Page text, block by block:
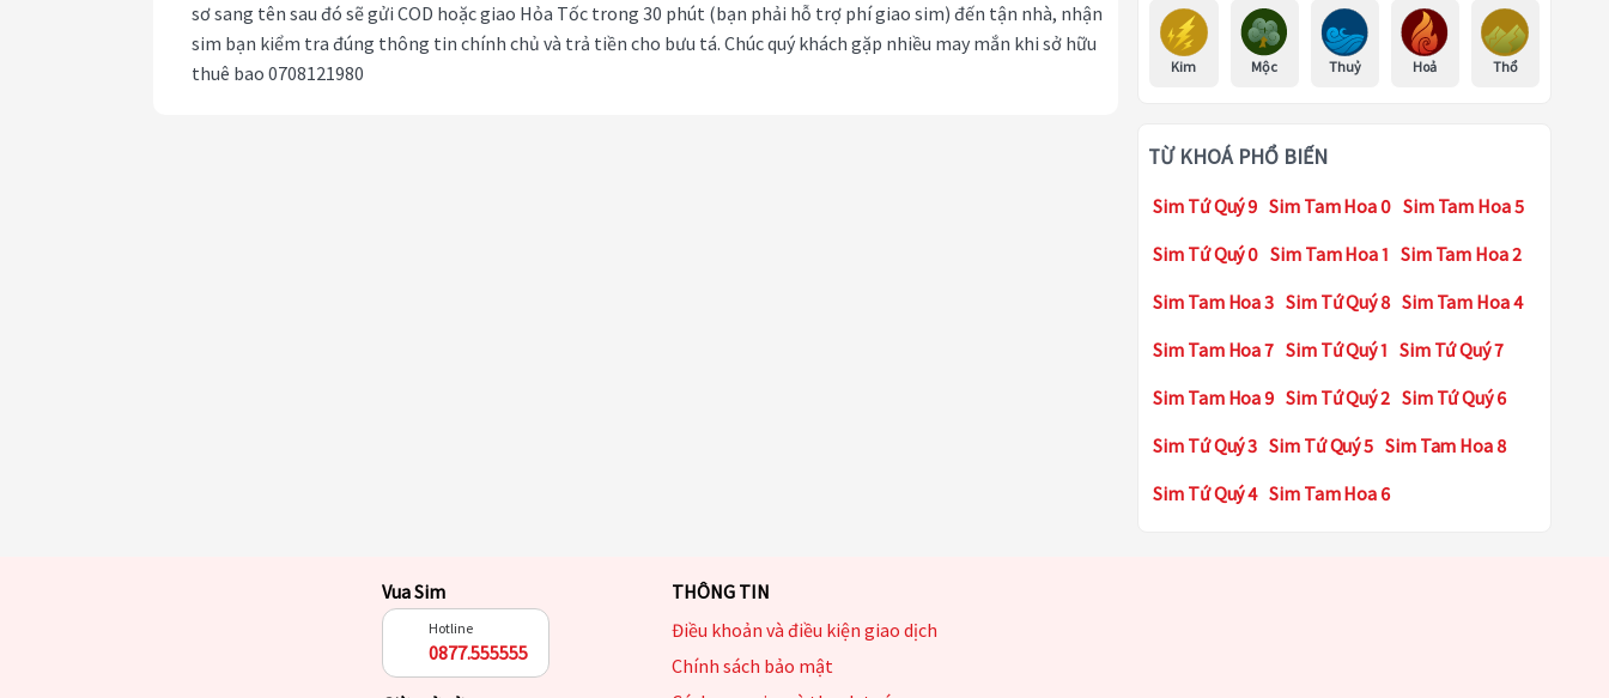
sơ sang tên sau đó sẽ gửi COD hoặc giao Hỏa Tốc trong 30 phút (bạn phải hỗ trợ phí giao sim) đến tận nhà, nhận
sim bạn kiểm tra đúng thông tin chính chủ và trả tiền cho bưu tá. Chúc quý khách gặp nhiều may mắn khi sở hữu
thuê bao 0708121980
Kim Mộc Thuỷ Hoả Thổ
TỪ KHOÁ PHỔ BIẾN
Sim Tứ Quý 9 Sim Tam Hoa 0 Sim Tam Hoa 5
Sim Tứ Quý 0 Sim Tam Hoa 1 Sim Tam Hoa 2
Sim Tam Hoa 3 Sim Tứ Quý 8 Sim Tam Hoa 4
Sim Tam Hoa 7 Sim Tứ Quý 1 Sim Tứ Quý 7
Sim Tam Hoa 9 Sim Tứ Quý 2 Sim Tứ Quý 6
Sim Tứ Quý 3 Sim Tứ Quý 5 Sim Tam Hoa 8
Sim Tứ Quý 4 Sim Tam Hoa 6
Vua Sim
Hotline
0877.555555
THÔNG TIN
Điều khoản và điều kiện giao dịch
Chính sách bảo mật